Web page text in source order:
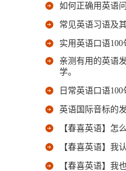
如何正确用英语
常见英语习语及
实用英语口语100
亲测有用的英语
学。
日常英语口语100
英语国际音标的
【春喜英语】怎
【春喜英语】我
【春喜英语】我